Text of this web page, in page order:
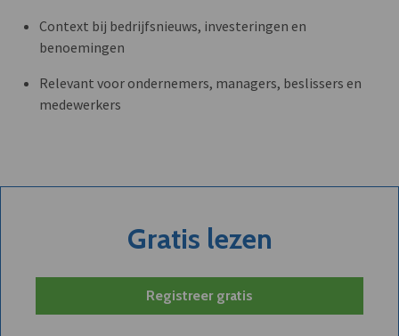
Context bij bedrijfsnieuws, investeringen en
benoemingen
Relevant voor ondernemers, managers, beslissers en
medewerkers
Gratis lezen
Registreer gratis